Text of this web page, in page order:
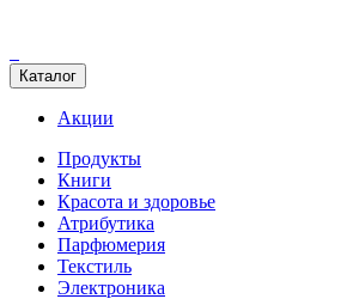
Каталог
Акции
Продукты
Книги
Красота и здоровье
Атрибутика
Парфюмерия
Текстиль
Электроника